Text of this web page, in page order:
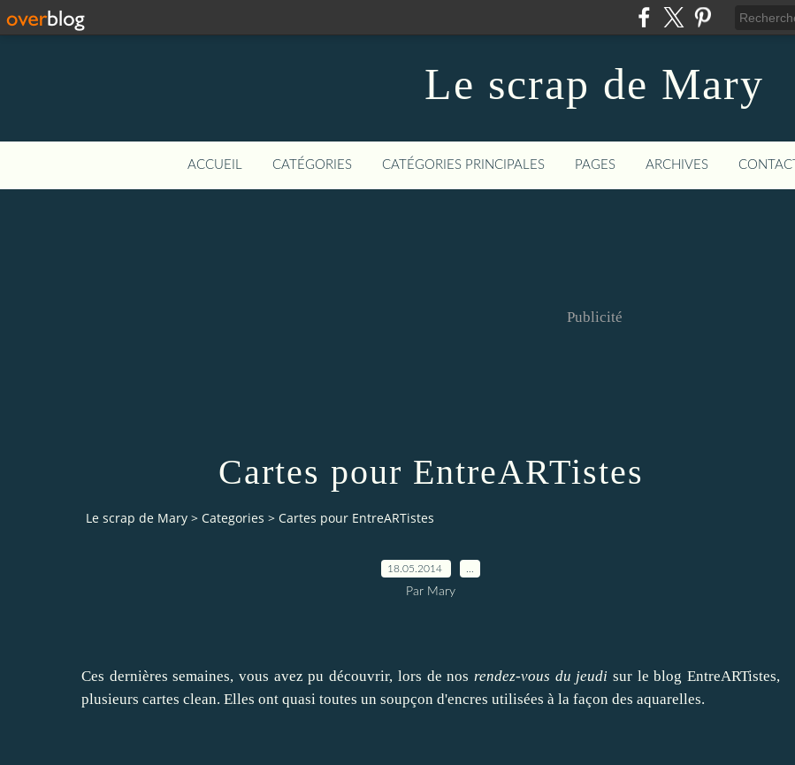
Le scrap de Mary
ACCUEIL CATÉGORIES CATÉGORIES PRINCIPALES PAGES ARCHIVES CONTACT
Publicité
Cartes pour EntreARTistes
Le scrap de Mary > Categories > Cartes pour EntreARTistes
18.05.2014
Par Mary
Ces dernières semaines, vous avez pu découvrir, lors de nos rendez-vous du jeudi sur le blog EntreARTistes,
plusieurs cartes clean. Elles ont quasi toutes un soupçon d'encres utilisées à la façon des aquarelles.